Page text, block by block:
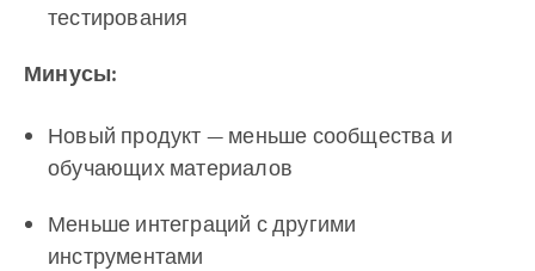
тестирования
Минусы:
Новый продукт — меньше сообщества и
обучающих материалов
Меньше интеграций с другими
инструментами